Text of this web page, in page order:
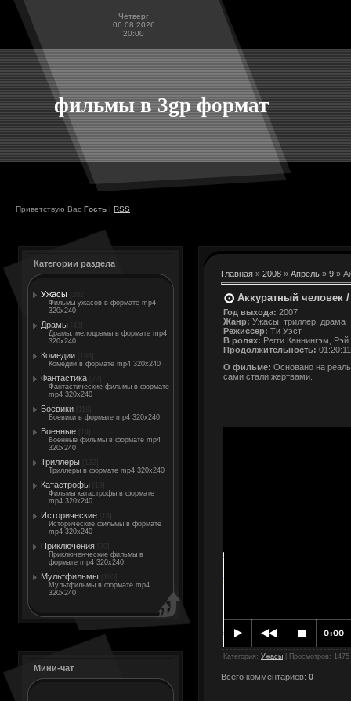
Четверг
06.08.2026
20:00
фильмы в 3gp формат
Приветствую Вас Гость | RSS
Категории раздела
Ужасы
Фильмы ужасов в формате mp4
320x240
Драмы
Драмы, мелодрамы в формате mp4
320x240
Комедии
Комедии в формате mp4 320x240
Фантастика
Фантастические фильмы в формате
mp4 320x240
Боевики
Боевики в формате mp4 320x240
Военные
Военные фильмы в формате mp4
320x240
Триллеры
Триллеры в формате mp4 320x240
Катастрофы
Фильмы катастрофы в формате
mp4 320x240
Исторические
Исторические фильмы в формате
mp4 320x240
Приключения
Приключенческие фильмы в
формате mp4 320x240
Мультфильмы
Мультфильмы в формате mp4
320x240
Мини-чат
Главная » 2008 » Апрель » 9 »
Аккуратный человек
Год выхода: 2007
Жанр: Ужасы, триллер, драма
Режиссер: Ти Уэст
В ролях: Регги Каннингэм,
Продолжительность: 01:20:11
О фильме: Основано на
сами стали жертвами.
Категория : Ужасы Просмотров:
Всего комментариев: 0